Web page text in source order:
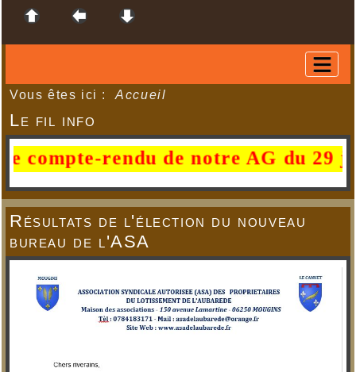
Vous êtes ici :Accueil
Le fil info
rendu de notre AG du 29 juin
Résultats de l'élection du nouveau
bureau de l'ASA